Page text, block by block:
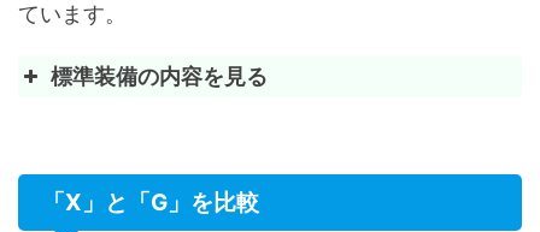
ています。
標準装備の内容を見る
標準装備
「X」と「G」を比較